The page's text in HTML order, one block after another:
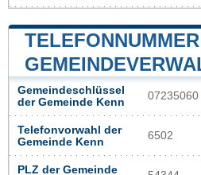
Gemeindeschlüssel
der Gemeinde Kenn
07235060
Telefonvorwahl der
Gemeinde Kenn
6502
PLZ der Gemeinde